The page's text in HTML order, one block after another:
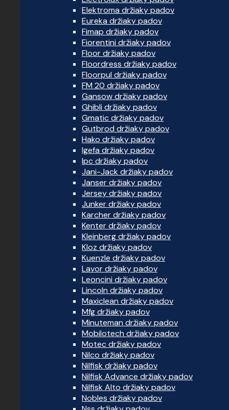
Elektroma držiaky padov
Eureka držiaky padov
Fimap držiaky padov
Fiorentini držiaky padov
Floor držiaky padov
Floordress držiaky padov
Floorpul držiaky padov
FM 20 držiaky padov
Gansow držiaky padov
Ghibli držiaky padov
Gmatic držiaky padov
Gutbrod držiaky padov
Hako držiaky padov
Igefa držiaky padov
Ipc držiaky padov
Jani-Jack držiaky padov
Janser držiaky padov
Jersey držiaky padov
Junker držiaky padov
Karcher držiaky padov
Kenter držiaky padov
Kleinberg držiaky padov
Kloz držiaky padov
Kuenzle držiaky padov
Lavor držiaky padov
Leoncini držiaky padov
Lincoln držiaky padov
Maxiclean držiaky padov
Mfg držiaky padov
Minuteman držiaky padov
Mobilotech držiaky padov
Motec držiaky padov
Nilco držiaky padov
Nilfisk držiaky padov
Nilfisk Advance držiaky padov
Nilfisk Alto držiaky padov
Nobles držiaky padov